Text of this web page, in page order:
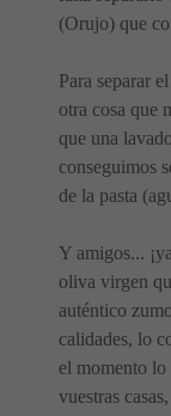
(Orujo) que
Para separar
otra cosa que
que una
conseguimos
de la pasta
Y amigos...
oliva virgen
auténtico
calidades, lo
el momento lo
vuestras